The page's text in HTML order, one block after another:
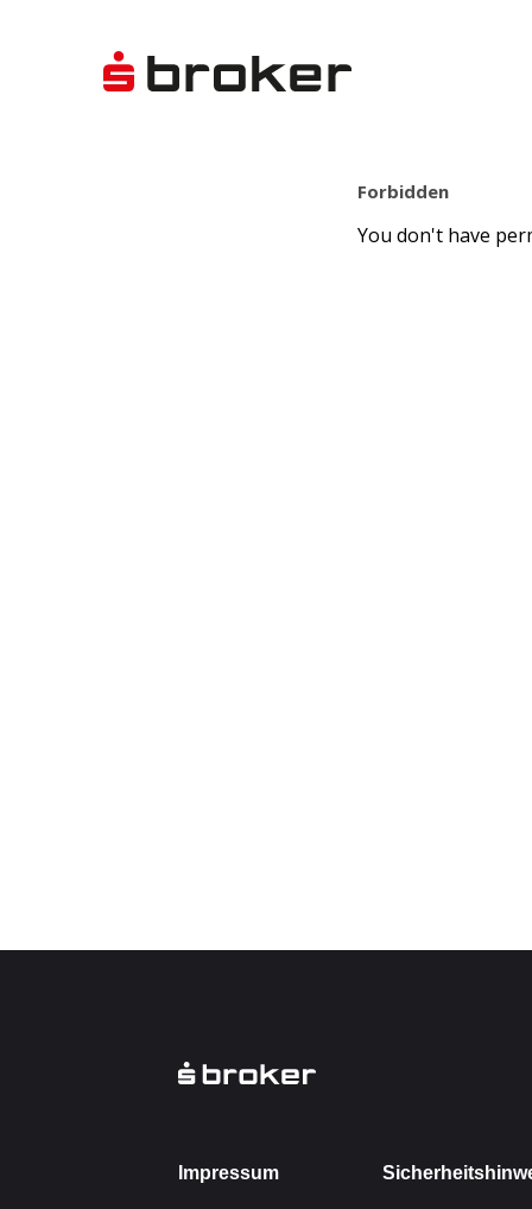
Forbidden
You don't have